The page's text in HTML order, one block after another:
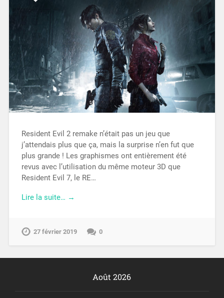
Resident Evil 2 remake n’était pas un jeu que
j’attendais plus que ça, mais la surprise n’en fut que
plus grande ! Les graphismes ont entièrement été
revus avec l’utilisation du même moteur 3D que
Resident Evil 7, le RE…
Lire la suite… →
27 février 2019 0
Août 2026